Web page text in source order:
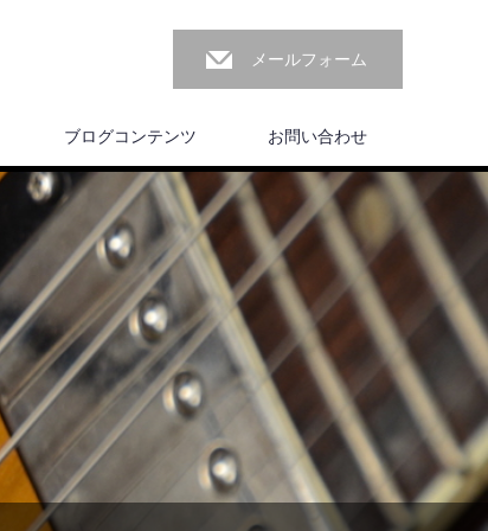
メールフォーム
ブログコンテンツ お問い合わせ